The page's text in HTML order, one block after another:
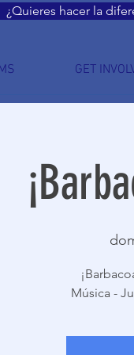
¿Quieres hacer la
GET
Música -